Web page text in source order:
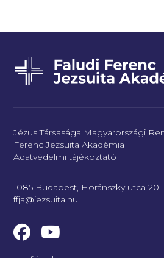
Jézus Társasága Magyarországi
Ferenc Jezsuita Akadémia
Adatvédelmi tájékoztató
1085 Budapest, Horánszky utca 20.
ffja@jezsuita.hu